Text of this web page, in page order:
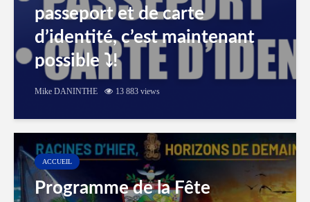
passeport et de carte
d’identité, c’est maintenant
possible ⤵️!
Mike DANINTHE 13 883 views
ACCUEIL
Programme de la Fête